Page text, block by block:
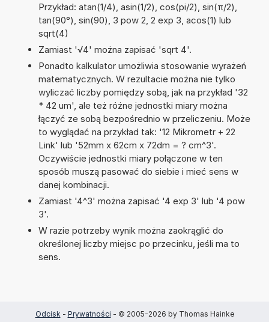
Przykład: atan(1/4), asin(1/2), cos(pi/2), sin(π/2),
tan(90°), sin(90), 3 pow 2, 2 exp 3, acos(1) lub
sqrt(4)
Zamiast '√4' można zapisać 'sqrt 4'.
Ponadto kalkulator umożliwia stosowanie wyrażeń
matematycznych. W rezultacie można nie tylko
wyliczać liczby pomiędzy sobą, jak na przykład '32
* 42 um', ale też różne jednostki miary można
łączyć ze sobą bezpośrednio w przeliczeniu. Może
to wyglądać na przykład tak: '12 Mikrometr + 22
Link' lub '52mm x 62cm x 72dm = ? cm^3'.
Oczywiście jednostki miary połączone w ten
sposób muszą pasować do siebie i mieć sens w
danej kombinacji.
Zamiast '4^3' można zapisać '4 exp 3' lub '4 pow
3'.
W razie potrzeby wynik można zaokrąglić do
określonej liczby miejsc po przecinku, jeśli ma to
sens.
Odcisk - Prywatności - © 2005-2026 by Thomas Hainke